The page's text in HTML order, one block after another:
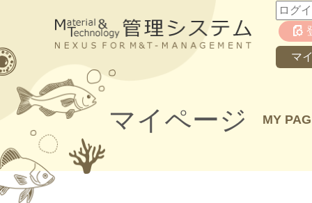
マ
マイページ MY